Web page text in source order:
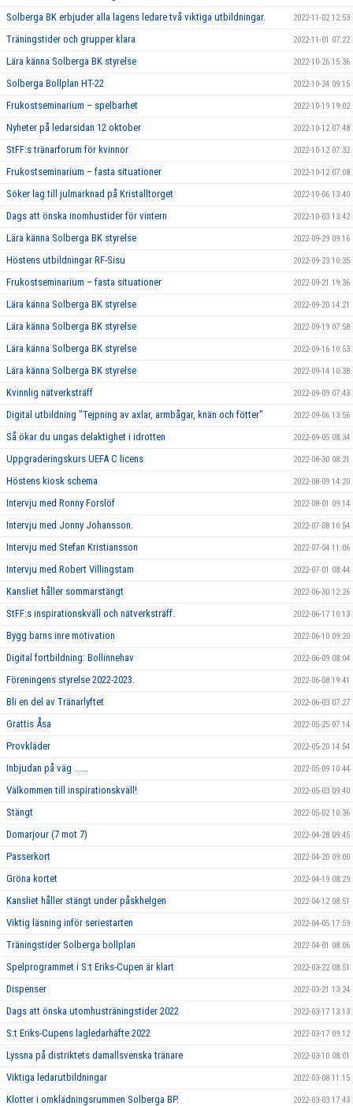
Solberga BK erbjuder alla lagens ledare två viktiga utbildningar. 2022-11-02 12:53
Träningstider och grupper klara 2022-11-01 07:22
Lära känna Solberga BK styrelse 2022-10-26 15:36
Solberga Bollplan HT-22 2022-10-24 09:15
Frukostseminarium – spelbarhet 2022-10-19 19:02
Nyheter på ledarsidan 12 oktober 2022-10-12 07:48
StFF:s tränarforum för kvinnor 2022-10-12 07:32
Frukostseminarium – fasta situationer 2022-10-12 07:08
Söker lag till julmarknad på Kristalltorget 2022-10-06 13:40
Dags att önska inomhustider för vintern 2022-10-03 13:42
Lära känna Solberga BK styrelse 2022-09-29 09:16
Höstens utbildningar RF-Sisu 2022-09-23 10:35
Frukostseminarium – fasta situationer 2022-09-21 19:36
Lära känna Solberga BK styrelse 2022-09-20 14:21
Lära känna Solberga BK styrelse 2022-09-19 07:58
Lära känna Solberga BK styrelse 2022-09-16 10:53
Lära känna Solberga BK styrelse 2022-09-14 10:38
Kvinnlig nätverksträff 2022-09-09 07:43
Digital utbildning "Tejpning av axlar, armbågar, knän och fötter" 2022-09-06 13:56
Så ökar du ungas delaktighet i idrotten 2022-09-05 08:34
Uppgraderingskurs UEFA C licens 2022-08-30 08:21
Höstens kiosk schema 2022-08-09 14:20
Intervju med Ronny Forslöf 2022-08-01 09:14
Intervju med Jonny Johansson. 2022-07-08 10:54
Intervju med Stefan Kristiansson 2022-07-04 11:06
Intervju med Robert Villingstam 2022-07-01 08:44
Kansliet håller sommarstängt 2022-06-30 12:26
StFF:s inspirationskväll och nätverksträff. 2022-06-17 10:13
Bygg barns inre motivation 2022-06-10 09:20
Digital fortbildning: Bollinnehav 2022-06-09 08:04
Föreningens styrelse 2022-2023. 2022-06-08 19:41
Bli en del av Tränarlyftet 2022-06-03 07:27
Grattis Åsa 2022-05-25 07:14
Provkläder 2022-05-20 14:54
Inbjudan på väg ...... 2022-05-09 10:44
Välkommen till inspirationskväll! 2022-05-03 09:40
Stängt 2022-05-02 10:36
Domarjour (7 mot 7) 2022-04-28 09:45
Passerkort 2022-04-20 09:00
Gröna kortet 2022-04-19 08:29
Kansliet håller stängt under påskhelgen 2022-04-12 08:51
Viktig läsning inför seriestarten 2022-04-05 17:59
Träningstider Solberga bollplan 2022-04-01 08:06
Spelprogrammet i S:t Eriks-Cupen är klart 2022-03-22 08:51
Dispenser 2022-03-21 13:24
Dags att önska utomhusträningstider 2022 2022-03-17 13:13
S:t Eriks-Cupens lagledarhäfte 2022 2022-03-17 09:12
Lyssna på distriktets damallsvenska tränare 2022-03-10 08:01
Viktiga ledarutbildningar 2022-03-08 11:15
Klotter i omklädningsrummen Solberga BP. 2022-03-03 17:43